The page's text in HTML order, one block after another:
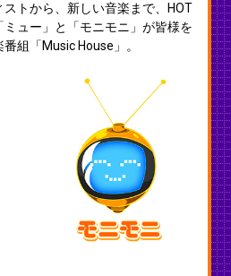
トから、新しい⾳楽まで、HOT
ュー」と「モニモニ」が皆様を
組「Music House」。